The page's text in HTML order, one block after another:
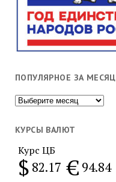
ПОПУЛЯРНОЕ ЗА МЕСЯЦ
Популярное
месяц
КУРСЫ ВАЛЮТ
Курс ЦБ
$ 82.17 € 94.84